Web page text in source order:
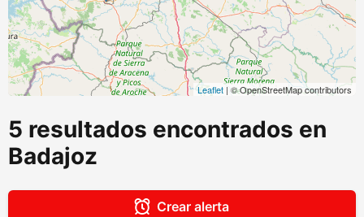
Leaflet | © OpenStreetMap contributors
5 resultados encontrados en
Badajoz
Crear alerta